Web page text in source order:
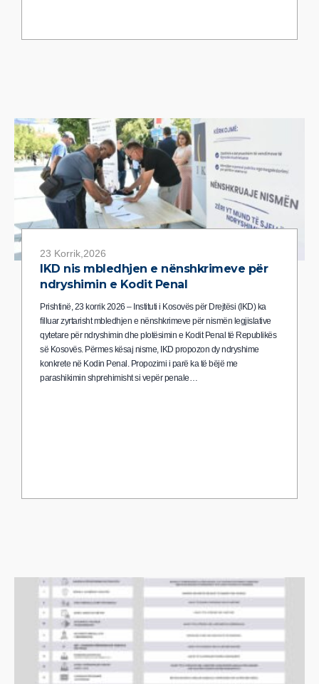
23 Korrik,2026
IKD nis mbledhjen e nënshkrimeve për
ndryshimin e Kodit Penal
Prishtinë, 23 korrik 2026 – Instituti i Kosovës për Drejtësi (IKD) ka
filluar zyrtarisht mbledhjen e nënshkrimeve për nismën legjislative
qytetare për ndryshimin dhe plotësimin e Kodit Penal të Republikës
së Kosovës. Përmes kësaj nisme, IKD propozon dy ndryshime
konkrete në Kodin Penal. Propozimi i parë ka të bëjë me
parashikimin shprehimisht si vepër penale…